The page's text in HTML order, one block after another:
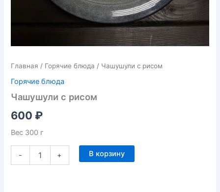
Главная / Горячие блюда / Чашушули с рисом
Горячие блюда
Чашушули с рисом
600 ₽
Вес 300 г
- + В корзину